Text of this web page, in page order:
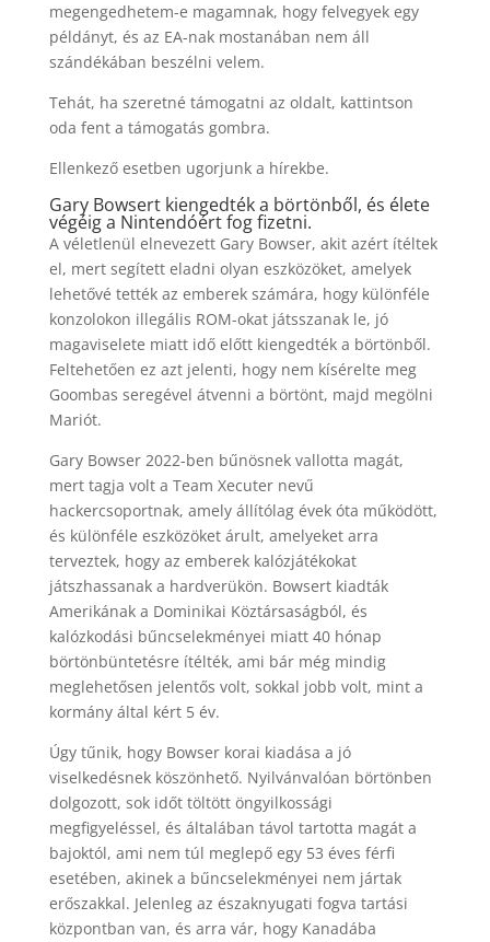
megengedhetem-e magamnak, hogy felvegyek egy
példányt, és az EA-nak mostanában nem áll
szándékában beszélni velem.
Tehát, ha szeretné támogatni az oldalt, kattintson
oda fent a támogatás gombra.
Ellenkező esetben ugorjunk a hírekbe.
Gary Bowsert kiengedték a börtönből, és élete
végéig a Nintendóért fog fizetni.
A véletlenül elnevezett Gary Bowser, akit azért ítéltek
el, mert segített eladni olyan eszközöket, amelyek
lehetővé tették az emberek számára, hogy különféle
konzolokon illegális ROM-okat játsszanak le, jó
magaviselete miatt idő előtt kiengedték a börtönből.
Feltehetően ez azt jelenti, hogy nem kísérelte meg
Goombas seregével átvenni a börtönt, majd megölni
Mariót.
Gary Bowser 2022-ben bűnösnek vallotta magát,
mert tagja volt a Team Xecuter nevű
hackercsoportnak, amely állítólag évek óta működött,
és különféle eszközöket árult, amelyeket arra
terveztek, hogy az emberek kalózjátékokat
játszhassanak a hardverükön. Bowsert kiadták
Amerikának a Dominikai Köztársaságból, és
kalózkodási bűncselekményei miatt 40 hónap
börtönbüntetésre ítélték, ami bár még mindig
meglehetősen jelentős volt, sokkal jobb volt, mint a
kormány által kért 5 év.
Úgy tűnik, hogy Bowser korai kiadása a jó
viselkedésnek köszönhető. Nyilvánvalóan börtönben
dolgozott, sok időt töltött öngyilkossági
megfigyeléssel, és általában távol tartotta magát a
bajoktól, ami nem túl meglepő egy 53 éves férfi
esetében, akinek a bűncselekményei nem jártak
erőszakkal. Jelenleg az északnyugati fogva tartási
központban van, és arra vár, hogy Kanadába